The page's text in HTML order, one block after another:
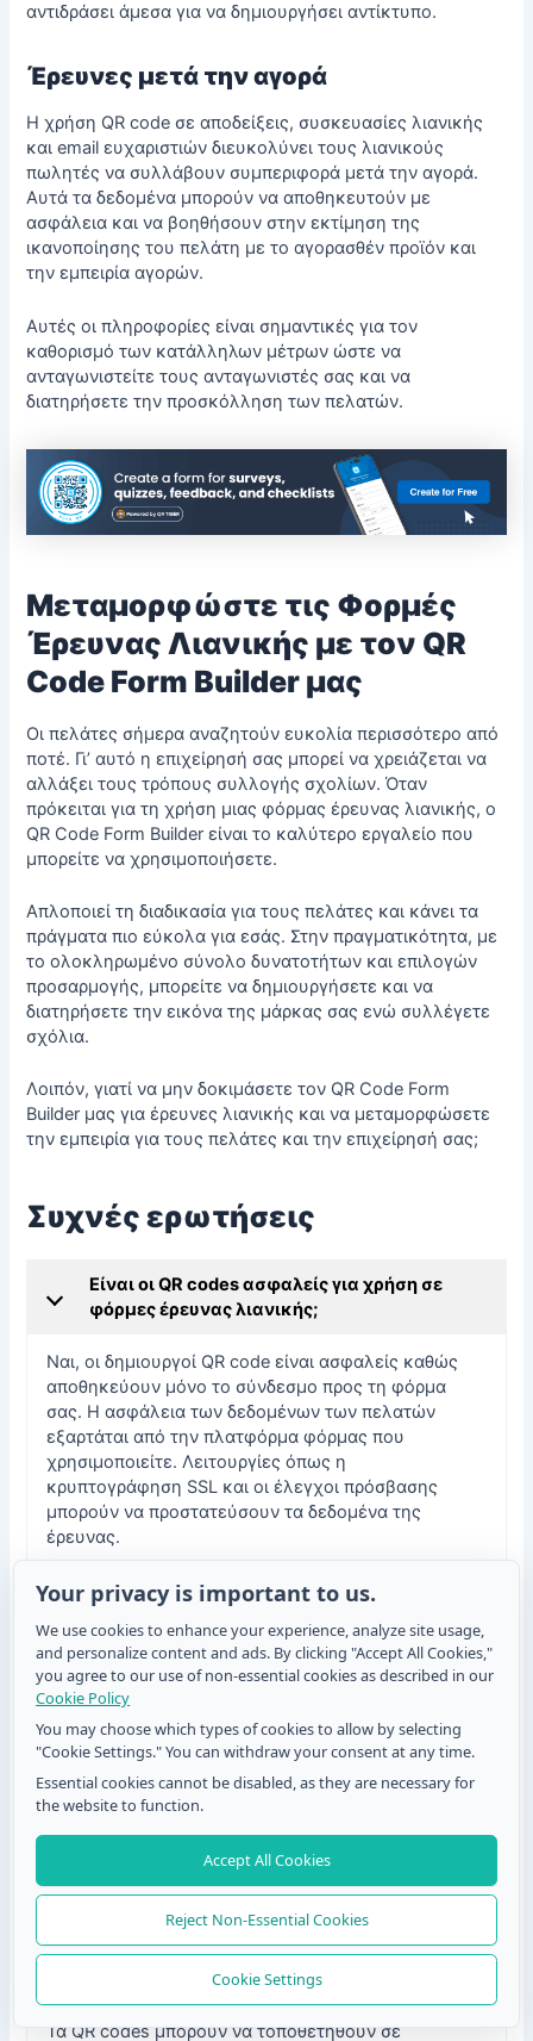
αντιδράσει άμεσα για να δημιουργήσει αντίκτυπο.
Έρευνες μετά την αγορά
Η χρήση QR code σε αποδείξεις, συσκευασίες λιανικής
και email ευχαριστιών διευκολύνει τους λιανικούς
πωλητές να συλλάβουν συμπεριφορά μετά την αγορά.
Αυτά τα δεδομένα μπορούν να αποθηκευτούν με
ασφάλεια και να βοηθήσουν στην εκτίμηση της
ικανοποίησης του πελάτη με το αγορασθέν προϊόν και
την εμπειρία αγορών.
Αυτές οι πληροφορίες είναι σημαντικές για τον
καθορισμό των κατάλληλων μέτρων ώστε να
ανταγωνιστείτε τους ανταγωνιστές σας και να
διατηρήσετε την προσκόλληση των πελατών.
Μεταμορφώστε τις Φορμές
Έρευνας Λιανικής με τον QR
Code Form Builder μας
Οι πελάτες σήμερα αναζητούν ευκολία περισσότερο από
ποτέ. Γι’ αυτό η επιχείρησή σας μπορεί να χρειάζεται να
αλλάξει τους τρόπους συλλογής σχολίων. Όταν
πρόκειται για τη χρήση μιας φόρμας έρευνας λιανικής, ο
QR Code Form Builder είναι το καλύτερο εργαλείο που
μπορείτε να χρησιμοποιήσετε.
Απλοποιεί τη διαδικασία για τους πελάτες και κάνει τα
πράγματα πιο εύκολα για εσάς. Στην πραγματικότητα, με
το ολοκληρωμένο σύνολο δυνατοτήτων και επιλογών
προσαρμογής, μπορείτε να δημιουργήσετε και να
διατηρήσετε την εικόνα της μάρκας σας ενώ συλλέγετε
σχόλια.
Λοιπόν, γιατί να μην δοκιμάσετε τον QR Code Form
Builder μας για έρευνες λιανικής και να μεταμορφώσετε
την εμπειρία για τους πελάτες και την επιχείρησή σας;
Συχνές ερωτήσεις
Είναι οι QR codes ασφαλείς για χρήση σε
φόρμες έρευνας λιανικής;
Ναι, οι δημιουργοί QR code είναι ασφαλείς καθώς
αποθηκεύουν μόνο το σύνδεσμο προς τη φόρμα
σας. Η ασφάλεια των δεδομένων των πελατών
εξαρτάται από την πλατφόρμα φόρμας που
χρησιμοποιείτε. Λειτουργίες όπως η
κρυπτογράφηση SSL και οι έλεγχοι πρόσβασης
μπορούν να προστατεύσουν τα δεδομένα της
έρευνας.
Μπορώ να παρακολουθήσω τις απαντήσεις
από τις έρευνες QR code λιανικής;
Ναι. Τα περισσότερα εργαλεία φόρμας
περιλαμβάνουν αναλυτικά στοιχεία που σας
επιτρέπουν να παρακολουθείτε υποβολές και
απαντήσεις. Με το TIGER FORM, μπορείτε να δείτε
τον αριθμό σάρωσης, τις υποβολές ανά συσκευή και
τα δεδομένα τοποθεσίας απευθείας στον πίνακα
διαχείρισης του δημιουργού.
Πώς μπορώ να προωθήσω τις φόρμες
έρευνας λιανικής με QR codes;
Τα QR codes μπορούν να τοποθετηθούν σε
Your privacy is important to us.
We use cookies to enhance your experience, analyze site usage,
and personalize content and ads. By clicking "Accept All Cookies,"
you agree to our use of non-essential cookies as described in our
Cookie Policy
You may choose which types of cookies to allow by selecting
"Cookie Settings." You can withdraw your consent at any time.
Essential cookies cannot be disabled, as they are necessary for
the website to function.
Accept All Cookies
Reject Non-Essential Cookies
Cookie Settings